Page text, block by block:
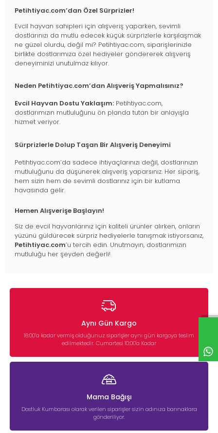
Petihtiyac.com’dan Özel Sürprizler!
Evcil hayvan sahipleri için alışveriş yaparken, sevimli
dostlarınızı da mutlu edecek küçük sürprizlerle karşılaşmak
ne güzel olurdu, değil mi? Petihtiyac.com, siparişlerinizle
birlikte dostlarımıza özel hediyeler göndererek alışveriş
deneyiminizi unutulmaz kılıyor.
Neden Petihtiyac.com’dan Alışveriş Yapmalısınız?
Evcil Hayvan Dostu Yaklaşım: Petihtiyac.com,
dostlarımızın mutluluğunu ön planda tutan bir anlayışla
hizmet veriyor.
Sürprizlerle Dolup Taşan Bir Alışveriş Deneyimi
Petihtiyac.com’da sadece ihtiyaçlarınızı değil, dostlarınızın
mutluluğunu da düşünerek alışveriş yaparsınız. Her sipariş,
hem sizin hem de sevimli dostlarınız için bir kutlama
havasında gelir.
Hemen Alışverişe Başlayın!
Siz de evcil hayvanlarınız için kaliteli ürünler alırken, onların
yüzünü güldürecek sürpriz hediyelerle tanışmak istiyorsanız,
Petihtiyac.com’u tercih edin. Unutmayın, dostlarımızın
mutluluğu her şeyden değerli!
Aynı Gün Kargo
16:00’a kadar vermiş olduğunuz siparişler aynı gün kargoya teslim
edilmektedir. Cumartesi 10:00'a Kadar
Mama Bağışı
Dostluk Kumbarası olarak verilen siparişler sizin adınıza barınaklara
gönderiliyor.